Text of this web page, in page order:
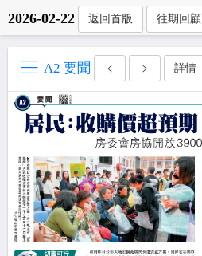
2026-02-22 返回首版 往期回顧
A2 要聞 詳情